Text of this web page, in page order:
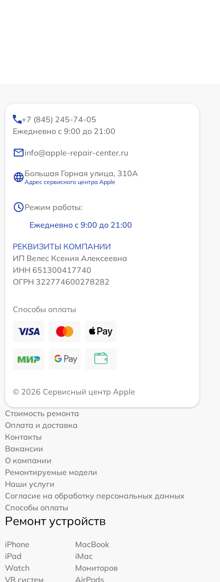
+7 (845) 245-74-05
Ежедневно с 9:00 до 21:00
info@apple-repair-center.ru
Большая Горная улица, 310А
Адрес сервисного центра Apple
Режим работы:
Ежедневно с 9:00 до 21:00
РЕКВИЗИТЫ КОМПАНИИ
ИП Велес Ксения Алексеевна
ИНН 651300417740
ОГРН 322774600278282
Способы оплаты
© 2026 Сервисный центр Apple
Стоимость ремонта
Оплата и доставка
Контакты
Вакансии
О компании
Ремонтируемые модели
Наши услуги
Согласие на обработку персональных данных
Способы оплаты
Ремонт устройств
iPhone
MacBook
iPad
iMac
Watch
Мониторов
VR систем
AirPods